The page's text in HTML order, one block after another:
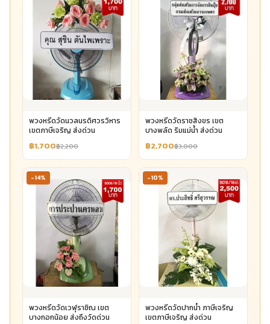
พวงหรีดวัดนวลนรดิศวรวิหาร
เขตภาษีเจริญ ส่งด่วน
฿1,700฿2,200
พวงหรีดวัดราชสิงขร เขต
บางพลัด ริมแม่น้ำ ส่งด่วน
฿2,700฿3,000
-14%
พวงหรีดวัดเวฬุราชิณ เขต
บางกอกน้อย ส่งถึงวัดด่วน
-10%
พวงหรีดวัดปากน้ำ ภาษีเจริญ
เขตภาษีเจริญ ส่งด่วน